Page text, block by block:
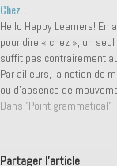
Chez…
Hello Happy Learners! En
pour dire « chez », un
suffit pas contrairement
Par ailleurs, la notion de
ou d’absence de
compte. Chez quelqu'un
vais vous donner…
Dans "Point grammatical"
Partager l'article